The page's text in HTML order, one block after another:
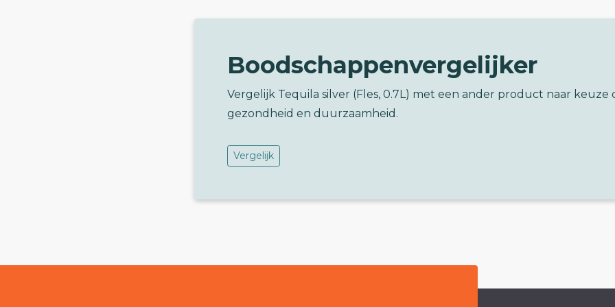
Boodschappenvergelijker
Vergelijk Tequila silver (Fles, 0.7L) met een ander product naar keuze
gezondheid en duurzaamheid.
Vergelijk